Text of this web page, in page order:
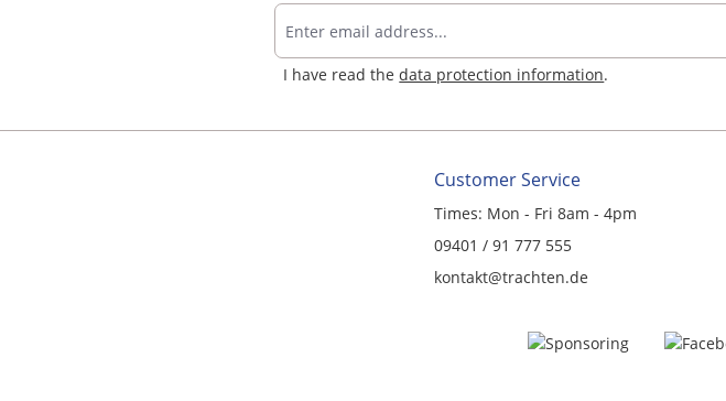
I have read thedata protection information.
Customer Service
Times: Mon - Fri 8am - 4pm
09401 / 91 777 555
kontakt@trachten.de